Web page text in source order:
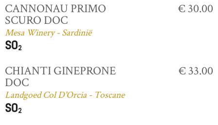
CANNONAU PRIMO
SCURO DOC
Mesa Winery - Sardinië
€ 30.00
CHIANTI GINEPRONE
DOC
Landgoed Col D'Orcia - Toscane
€ 33.00